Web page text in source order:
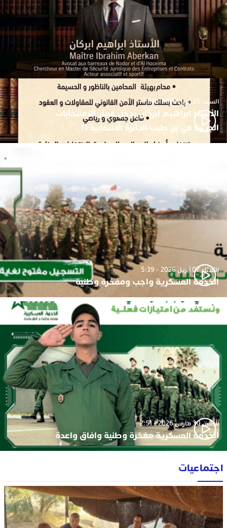
السبت 25 أبريل 2026 - 7:30
الأستاذ ابراهيم ابركان يدخل غمار الامنتخابات
الجزئية في بن طيب الدائرة الانتخابية 11
الثلاثاء 07 أبريل 2026 - 5:39
الخدمة العسكرية واجب ومفخرة وطنية
الإثنين 30 مارس 2026 - 2:51
الخدمة العسكرية مفخرة وطنية وافاق واعدة
اجتماعيات